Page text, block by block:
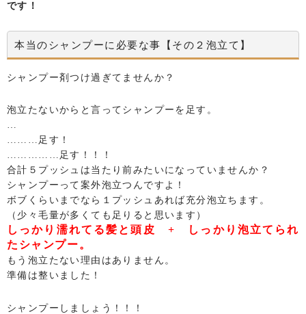
です！
本当のシャンプーに必要な事【その２泡立て】
シャンプー剤つけ過ぎてませんか？
泡立たないからと言ってシャンプーを足す。
…
………足す！
……………足す！！！
合計５プッシュは当たり前みたいになっていませんか？
シャンプーって案外泡立つんですよ！
ボブくらいまでなら１プッシュあれば充分泡立ちます。
（少々毛量が多くても足りると思います）
しっかり濡れてる髪と頭皮 + しっかり泡立てられ
たシャンプー。
もう泡立たない理由はありません。
準備は整いました！
シャンプーしましょう！！！